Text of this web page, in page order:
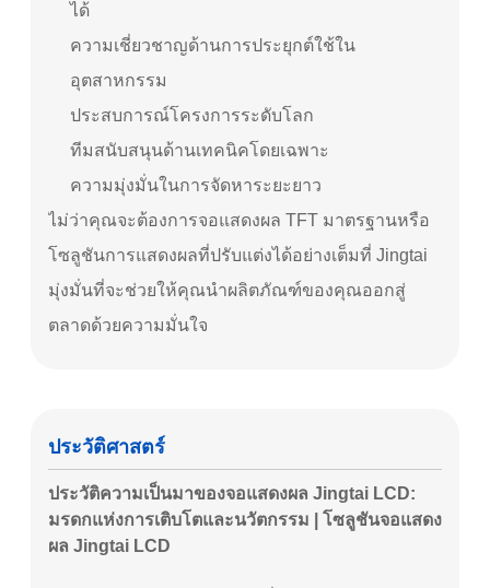
ได้
ความเชี่ยวชาญด้านการประยุกต์ใช้ใน
อุตสาหกรรม
ประสบการณ์โครงการระดับโลก
ทีมสนับสนุนด้านเทคนิคโดยเฉพาะ
ความมุ่งมั่นในการจัดหาระยะยาว
ไม่ว่าคุณจะต้องการจอแสดงผล TFT มาตรฐานหรือ
โซลูชันการแสดงผลที่ปรับแต่งได้อย่างเต็มที่ Jingtai
มุ่งมั่นที่จะช่วยให้คุณนำผลิตภัณฑ์ของคุณออกสู่
ตลาดด้วยความมั่นใจ
ประวัติศาสตร์
ประวัติความเป็นมาของจอแสดงผล Jingtai LCD:
มรดกแห่งการเติบโตและนวัตกรรม | โซลูชันจอแสดง
ผล Jingtai LCD